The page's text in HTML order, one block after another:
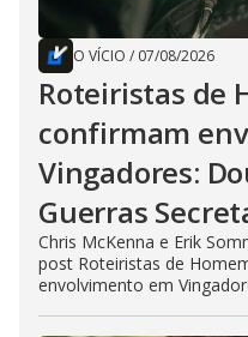
O VÍCIO / 07/08/2026
Roteiristas de
confirmam
Vingadores:
Guerras
Chris McKenna e Erik
post Roteiristas de
envolvimento em